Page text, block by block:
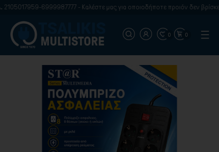
6999987777 - Καλέστε μας για οποιοδήποτε προιόν δεν
0 0